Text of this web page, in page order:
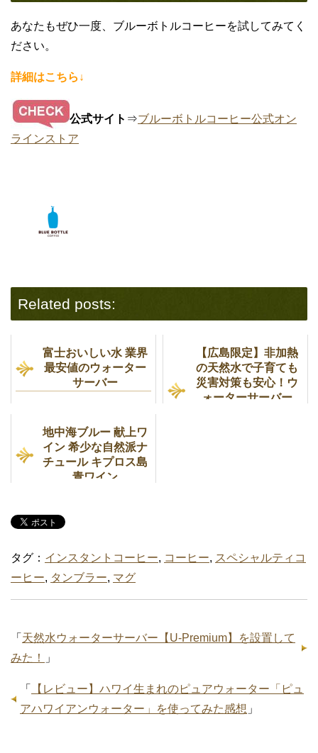
あなたもぜひ一度、ブルーボトルコーヒーを試してみてく
ださい。
詳細はこちら↓
公式サイト ⇒ブルーボトルコーヒー公式オン
ラインストア
Related posts:
富士おいしい水 業界
最安値のウォーター
サーバー
【広島限定】非加熱
の天然水で子育ても
災害対策も安心！ウ
ォーターサーバー
地中海ブルー 献上ワ
イン 希少な自然派ナ
チュール キプロス島
青ワイン
タグ： インスタントコーヒー, コーヒー, スペシャルティコ
ーヒー, タンブラー, マグ
「 天然水ウォーターサーバー【U-Premium】を設置して
みた！
」
「
【レビュー】ハワイ生まれのピュアウォーター「ピュ
アハワイアンウォーター」を使ってみた感想 」